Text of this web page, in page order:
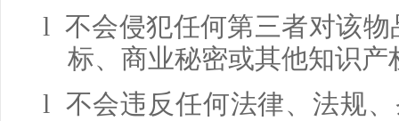
l 不会侵犯任何第三者对该物
标、商业秘密或其他知识
l 不会违反任何法律、法规